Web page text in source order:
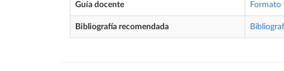
Guía docente Formato
Bibliografía recomendada